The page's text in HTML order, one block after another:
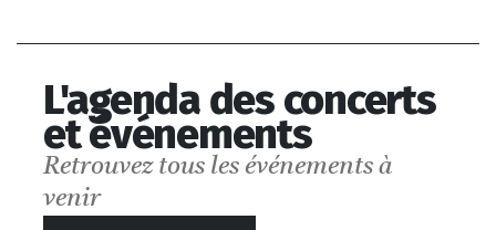
L'agenda des concerts
et événements
Retrouvez tous les événements à
venir